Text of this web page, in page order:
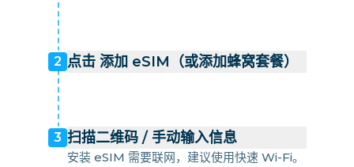
2 点击 添加 eSIM（或添加蜂窝套餐）
3 扫描二维码 / 手动输入信息
安装 eSIM 需要联网，建议使用快速 Wi-Fi。